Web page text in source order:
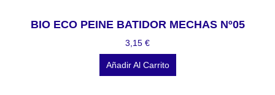
BIO ECO PEINE BATIDOR MECHAS Nº05
3,15 €
Añadir Al Carrito